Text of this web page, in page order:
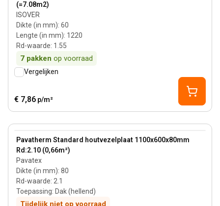
(=7.08m2)
ISOVER
Dikte (in mm): 60
Lengte (in mm): 1220
Rd-waarde: 1.55
7 pakken op voorraad
Vergelijken
€ 7,86 p/m²
Pavatherm Standard houtvezelplaat 1100x600x80mm
Rd:2.10 (0,66m²)
Pavatex
Dikte (in mm): 80
Rd-waarde: 2.1
Toepassing: Dak (hellend)
Tijdelijk niet op voorraad
View product